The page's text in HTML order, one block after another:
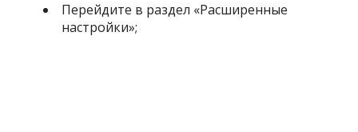
Перейдите в раздел «Расширенные
настройки»;